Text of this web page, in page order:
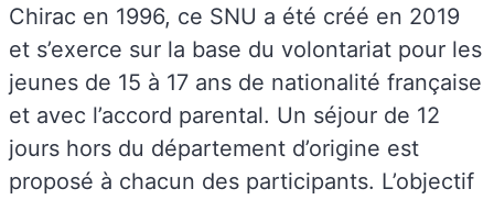
Chirac en 1996, ce SNU a été créé en 2019
et s’exerce sur la base du volontariat pour les
jeunes de 15 à 17 ans de nationalité française
et avec l’accord parental. Un séjour de 12
jours hors du département d’origine est
proposé à chacun des participants. L’objectif